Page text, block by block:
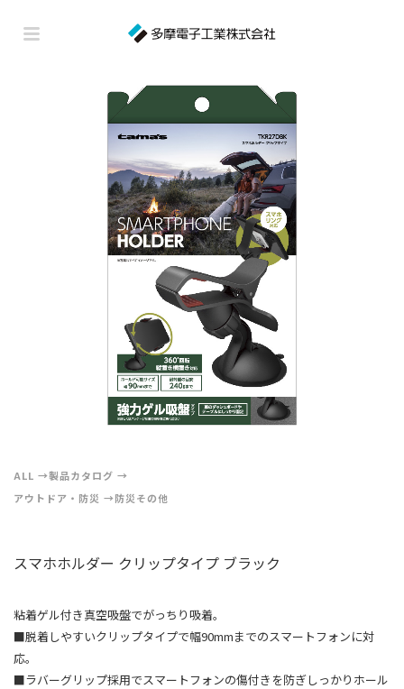
ALL
製品カタログ
アウトドア・防災
防災その他
スマホホルダー クリップタイプ ブラック
粘着ゲル付き真空吸盤でがっちり吸着。
■脱着しやすいクリップタイプで幅90mmまでのスマートフォンに対
応。
■ラバーグリップ採用でスマートフォンの傷付きを防ぎしっかりホール